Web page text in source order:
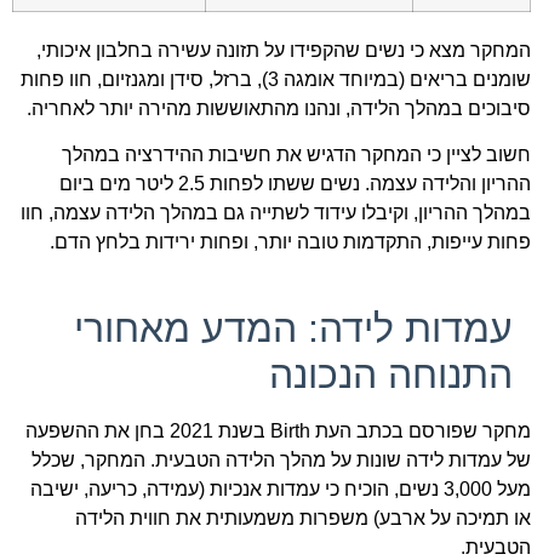
המחקר מצא כי נשים שהקפידו על תזונה עשירה בחלבון איכותי,
שומנים בריאים (במיוחד אומגה 3), ברזל, סידן ומגנזיום, חוו פחות
סיבוכים במהלך הלידה, ונהנו מהתאוששות מהירה יותר לאחריה.
חשוב לציין כי המחקר הדגיש את חשיבות ההידרציה במהלך
ההריון והלידה עצמה. נשים ששתו לפחות 2.5 ליטר מים ביום
במהלך ההריון, וקיבלו עידוד לשתייה גם במהלך הלידה עצמה, חוו
פחות עייפות, התקדמות טובה יותר, ופחות ירידות בלחץ הדם.
עמדות לידה: המדע מאחורי
התנוחה הנכונה
מחקר שפורסם בכתב העת Birth בשנת 2021 בחן את ההשפעה
של עמדות לידה שונות על מהלך הלידה הטבעית. המחקר, שכלל
מעל 3,000 נשים, הוכיח כי עמדות אנכיות (עמידה, כריעה, ישיבה
או תמיכה על ארבע) משפרות משמעותית את חווית הלידה
הטבעית.